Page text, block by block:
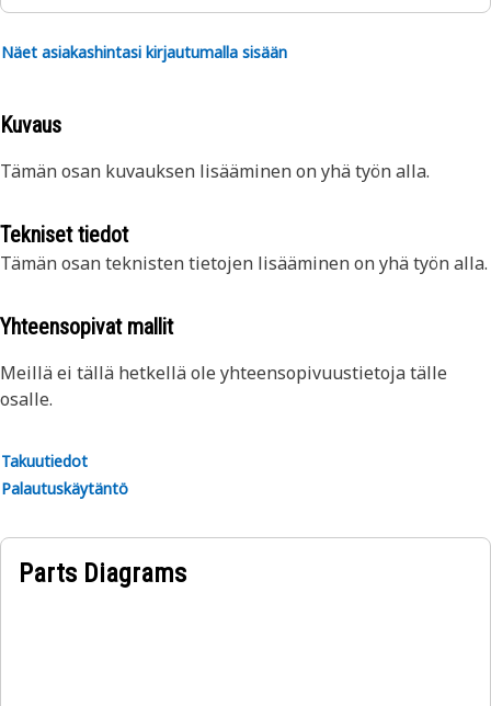
Näet asiakashintasi kirjautumalla sisään
Kuvaus
Tämän osan kuvauksen lisääminen on yhä työn alla.
Tekniset tiedot
Tämän osan teknisten tietojen lisääminen on yhä työn alla.
Yhteensopivat mallit
Meillä ei tällä hetkellä ole yhteensopivuustietoja tälle
osalle.
Takuutiedot
Palautuskäytäntö
Parts Diagrams